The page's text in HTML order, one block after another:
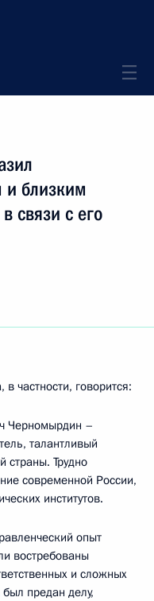
и близким
связи с его
частности, говорится:
Черномырдин –
талантливый
страны. Трудно
современной России,
институтов.
опыт
востребованы
и сложных
предан делу,